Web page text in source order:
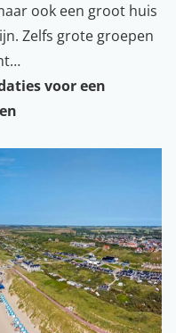
ook een groot huis
Zelfs grote groepen
voor een